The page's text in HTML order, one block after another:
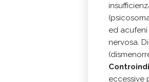
ed
nervosa.
eccessive